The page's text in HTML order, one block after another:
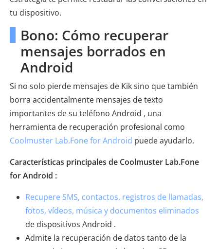
tu dispositivo.
Bono: Cómo recuperar
mensajes borrados en
Android
Si no solo pierde mensajes de Kik sino que también
borra accidentalmente mensajes de texto
importantes de su teléfono Android , una
herramienta de recuperación profesional como
Coolmuster Lab.Fone for Android puede ayudarlo.
Características principales de Coolmuster Lab.Fone
for Android :
Recupere SMS, contactos, registros de llamadas,
fotos, vídeos, música y documentos eliminados
de dispositivos Android .
Admite la recuperación de datos tanto de la